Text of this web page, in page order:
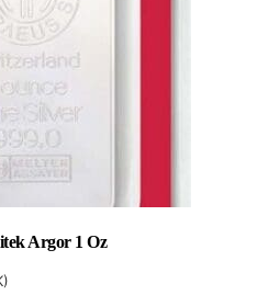
Argor 1 Oz
)